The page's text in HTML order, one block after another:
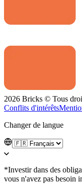
2026 Bricks © Tous
Conflits d'intérêts
Changer de langue
*Investir dans des
vous n'avez pas besoin